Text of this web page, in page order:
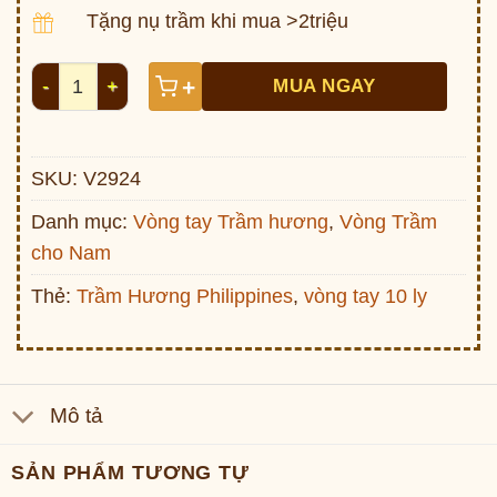
Tặng nụ trầm khi mua >2triệu
Vòng trầm tốc quầng dầu Philippin 10li V2924 số lượng
+ MUA NGAY
SKU: V2924
Danh mục: Vòng tay Trầm hương, Vòng Trầm
cho Nam
Thẻ: Trầm Hương Philippines, vòng tay 10 ly
Mô tả
SẢN PHẨM TƯƠNG TỰ